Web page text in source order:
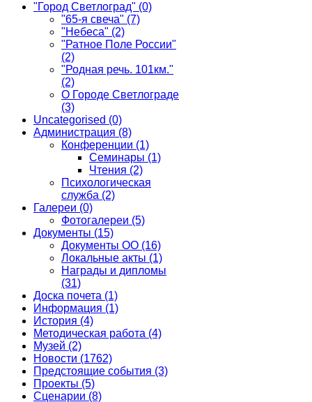
"Город Светлоград" (0)
"65-я свеча" (7)
"Небеса" (2)
"Ратное Поле России"
(2)
"Родная речь. 101км."
(2)
О Городе Светлограде
(3)
Uncategorised (0)
Администрация (8)
Конференции (1)
Семинары (1)
Чтения (2)
Психологическая
служба (2)
Галереи (0)
Фотогалереи (5)
Документы (15)
Документы ОО (16)
Локальные акты (1)
Награды и дипломы
(31)
Доска почета (1)
Информация (1)
История (4)
Методическая работа (4)
Музей (2)
Новости (1762)
Предстоящие события (3)
Проекты (5)
Сценарии (8)